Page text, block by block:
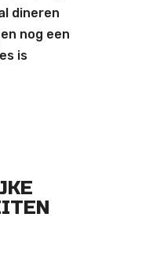
dineren
nog een
is